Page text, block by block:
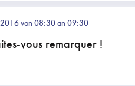
von 08:30 an 09:30
vous remarquer !